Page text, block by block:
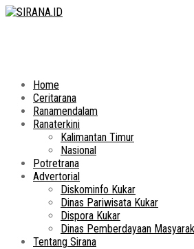
Home
Ceritarana
Ranamendalam
Ranaterkini
Kalimantan Timur
Nasional
Potretrana
Advertorial
Diskominfo Kukar
Dinas Pariwisata Kukar
Dispora Kukar
Dinas Pemberdayaan
Tentang Sirana